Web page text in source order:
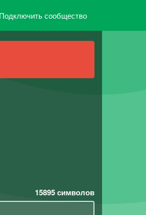
Подключить сообщество
15895символов